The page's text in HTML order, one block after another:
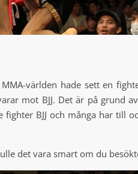
världen hade sett en
mot BJJ. Det är på grund
BJJ och många har till
det vara smart om du